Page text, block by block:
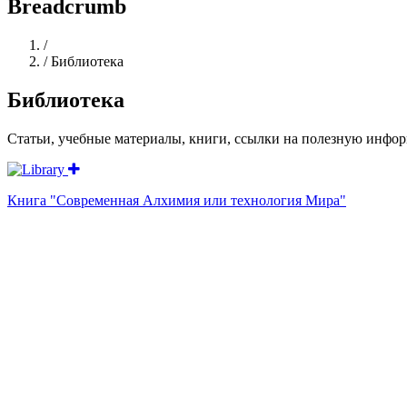
Breadcrumb
/Home
/ Библиотека
Библиотека
Статьи, учебные материалы, книги, ссылки на полезную
Книга "Современная Алхимия или технология Мира"